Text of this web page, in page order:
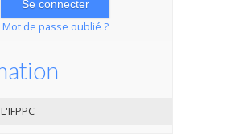
Mot de passe oublié ?